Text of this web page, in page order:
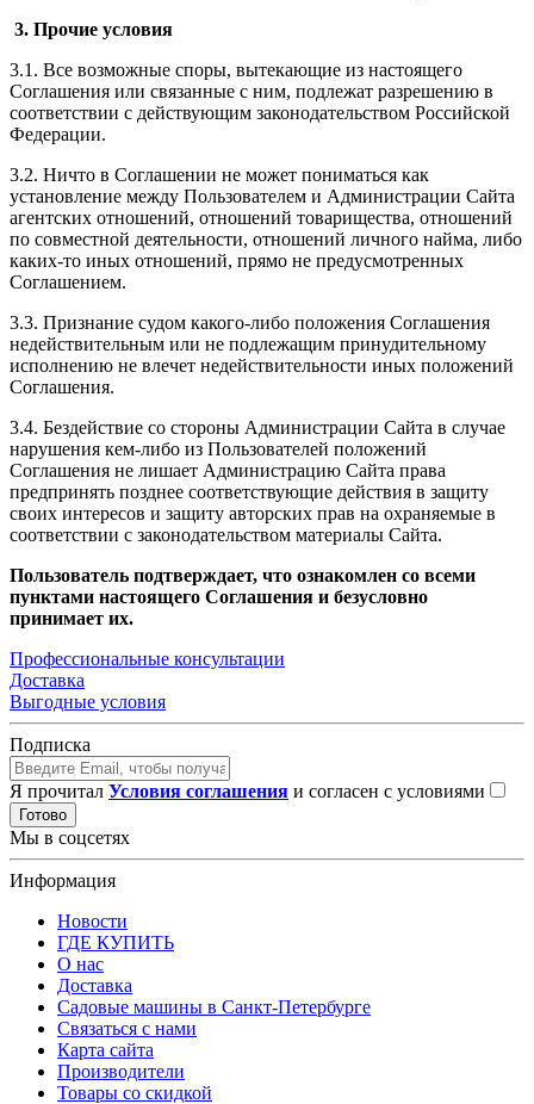
3. Прочие условия
3.1. Все возможные споры, вытекающие из настоящего
Соглашения или связанные с ним, подлежат разрешению в
соответствии с действующим законодательством Российской
Федерации.
3.2. Ничто в Соглашении не может пониматься как
установление между Пользователем и Администрации Сайта
агентских отношений, отношений товарищества, отношений
по совместной деятельности, отношений личного найма, либо
каких-то иных отношений, прямо не предусмотренных
Соглашением.
3.3. Признание судом какого-либо положения Соглашения
недействительным или не подлежащим принудительному
исполнению не влечет недействительности иных положений
Соглашения.
3.4. Бездействие со стороны Администрации Сайта в случае
нарушения кем-либо из Пользователей положений
Соглашения не лишает Администрацию Сайта права
предпринять позднее соответствующие действия в защиту
своих интересов и защиту авторских прав на охраняемые в
соответствии с законодательством материалы Сайта.
Пользователь подтверждает, что ознакомлен со всеми
пунктами настоящего Соглашения и безусловно
принимает их.
Профессиональные консультации
Доставка
Выгодные условия
Подписка
Я прочитал Условия соглашения и согласен с условиями
Готово
Мы в соцсетях
Информация
Новости
ГДЕ КУПИТЬ
О нас
Доставка
Садовые машины в Санкт-Петербурге
Связаться с нами
Карта сайта
Производители
Товары со скидкой